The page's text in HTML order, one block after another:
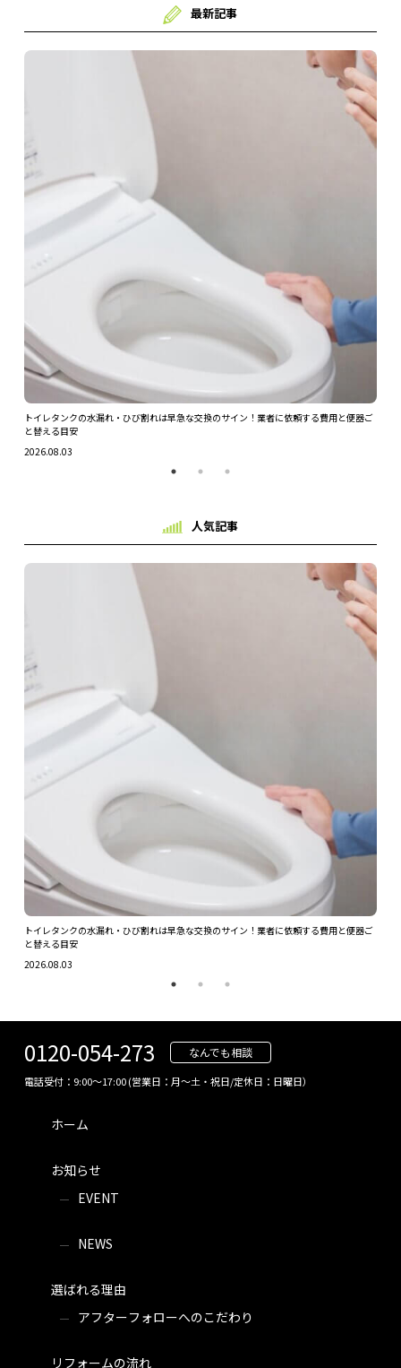
最新記事
トイレタンクの水漏れ・ひび割れは早急な交換のサイン！業者に依頼する費用と便器ご
と替える目安
2026.08.03
人気記事
トイレタンクの水漏れ・ひび割れは早急な交換のサイン！業者に依頼する費用と便器ご
と替える目安
2026.08.03
0120-054-273 なんでも相談
電話受付：9:00～17:00 (営業日：月～土・祝日/定休日：日曜日）
ホーム
お知らせ
EVENT
NEWS
選ばれる理由
アフターフォローへのこだわり
リフォームの流れ